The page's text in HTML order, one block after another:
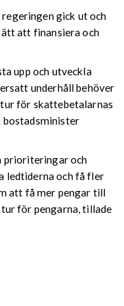
gick ut och
att finansiera och
upp och utveckla
underhåll behöver
för skattebetalarnas
bostadsminister
prioriteringar och
ledtiderna och få fler
att få mer pengar till
för pengarna, tillade